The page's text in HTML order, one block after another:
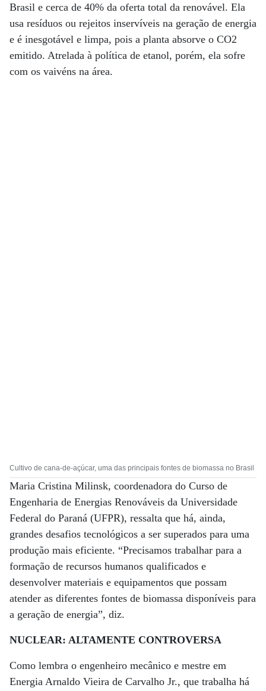
Brasil e cerca de 40% da oferta total da renovável. Ela
usa resíduos ou rejeitos inservíveis na geração de energia
e é inesgotável e limpa, pois a planta absorve o CO2
emitido. Atrelada à política de etanol, porém, ela sofre
com os vaivéns na área.
Cultivo de cana-de-açúcar, uma das principais fontes de biomassa no Brasil
Maria Cristina Milinsk, coordenadora do Curso de
Engenharia de Energias Renováveis da Universidade
Federal do Paraná (UFPR), ressalta que há, ainda,
grandes desafios tecnológicos a ser superados para uma
produção mais eficiente. “Precisamos trabalhar para a
formação de recursos humanos qualificados e
desenvolver materiais e equipamentos que possam
atender as diferentes fontes de biomassa disponíveis para
a geração de energia”, diz.
NUCLEAR: ALTAMENTE CONTROVERSA
Como lembra o engenheiro mecânico e mestre em
Energia Arnaldo Vieira de Carvalho Jr., que trabalha há